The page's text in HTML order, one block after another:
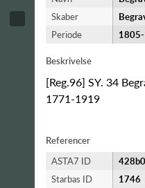
Skaber
Periode
Beskrivelse
[Reg.96] SY. 34
1771-1919
Referencer
ASTA7 ID
Starbas ID
1746